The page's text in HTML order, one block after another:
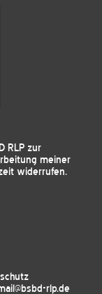
RLP zur
meiner
widerrufen.
rlp.de